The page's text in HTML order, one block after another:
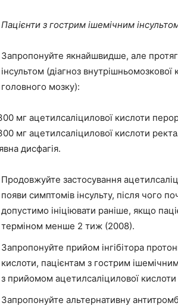
Пацієнти з гострим ішемічним
Запропонуйте якнайшвидше, але
інсультом (діагноз
головного мозку):
мг ацетилсаліцилової кислоти
мг ацетилсаліцилової кислоти
дисфагія.
Продовжуйте застосування
появи симптомів інсульту, після чого
допустимо ініціювати раніше, якщо
терміном менше 2 тиж (2008).
Запропонуйте прийом інгібітора
кислоти, пацієнтам з гострим
з прийомом ацетилсаліцилової
Запропонуйте альтернативну